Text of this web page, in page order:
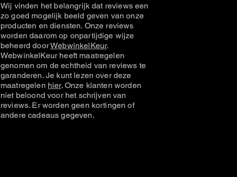
Wij vinden het belangrijk dat reviews een
zo goed mogelijk beeld geven van onze
producten en diensten. Onze reviews
worden daarom op onpartijdige wijze
beheerd doorWebwinkelKeur.
WebwinkelKeur heeft maatregelen
genomen om de echtheid van reviews te
garanderen. Je kunt lezen over deze
maatregelen hier. Onze klanten worden
niet beloond voor het schrijven van
reviews. Er worden geen kortingen of
andere cadeaus gegeven.